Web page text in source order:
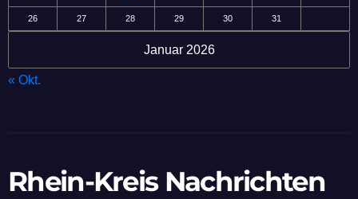
Januar 2026
26 27 28 29 30 31
« Okt.
Rhein-Kreis Nachrichten